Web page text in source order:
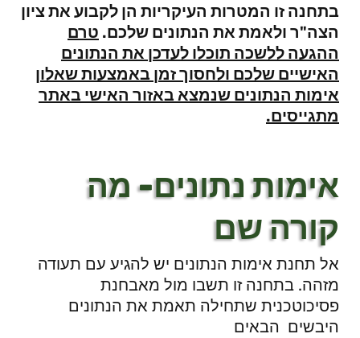
בתחנה זו המטרות העיקריות הן לקבוע את ציון
הצה"ר ולאמת את הנתונים שלכם. טרם
ההגעה ללשכה תוכלו לעדכן את הנתונים
האישיים שלכם ולחסוך זמן באמצעות שאלון
אימות הנתונים שנמצא באזור האישי באתר
מתגייסים.
אימות נתונים- מה
קורה שם
אל תחנת אימות הנתונים יש להגיע עם תעודה
מזהה. בתחנה זו תשבו מול מאבחנת
פסיכוטכנית שתחילה תאמת את הנתונים
היבשים הבאים